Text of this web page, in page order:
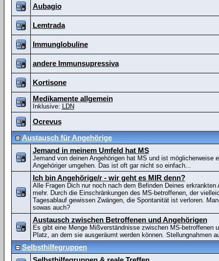
Aubagio
Lemtrada
Immunglobuline
andere Immunsupressiva
Kortisone
Medikamente allgemein
Inklusive: LDN
Ocrevus
Austausch für Angehörige
Jemand in meinem Umfeld hat MS
Jemand von deinen Angehörigen hat MS und ist möglicherweise
Angehöriger umgehen. Das ist oft gar nicht so einfach...
Ich bin Angehörige/r - wir geht es MIR denn?
Alle Fragen Dich nur noch nach dem Befinden Deines
mehr. Durch die Einschränkungen des MS-betroffenen, der
Tagesablauf gewissen Zwängen, die Spontanität ist verloren.
sowas auch?
Austausch zwischen Betroffenen und Angehörigen
Es gibt eine Menge Mißverständnisse zwischen MS-betroffenen
Platz, an dem sie ausgeräumt werden können. Stellungnahmen
Selbsthilfegruppen